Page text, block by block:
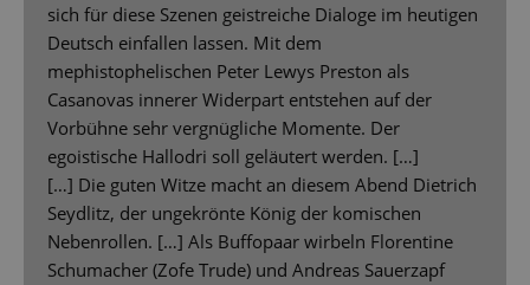
sich für diese Szenen geistreiche Dialoge im heutigen
Deutsch einfallen lassen. Mit dem
mephistophelischen Peter Lewys Preston als
Casanovas innerer Widerpart entstehen auf der
Vorbühne sehr vergnügliche Momente. Der
egoistische Hallodri soll geläutert werden. […]
[…] Die guten Witze macht an diesem Abend Dietrich
Seydlitz, der ungekrönte König der komischen
Nebenrollen. […] Als Buffopaar wirbeln Florentine
Schumacher (Zofe Trude) und Andreas Sauerzapf